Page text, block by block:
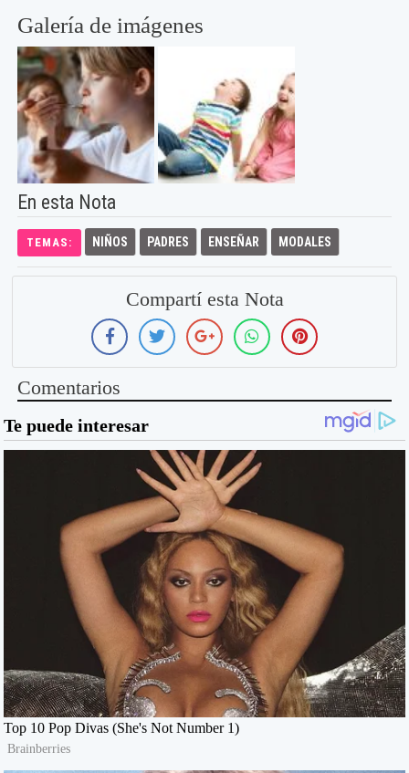
Galería de imágenes
En esta Nota
TEMAS: NIÑOS PADRES ENSEÑAR MODALES
Compartí esta Nota
Comentarios